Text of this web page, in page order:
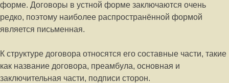
форме. Договоры в устной форме заключаются очень
редко, поэтому наиболее распространённой формой
является письменная.
К структуре договора относятся его составные части, такие
как название договора, преамбула, основная и
заключительная части, подписи сторон.